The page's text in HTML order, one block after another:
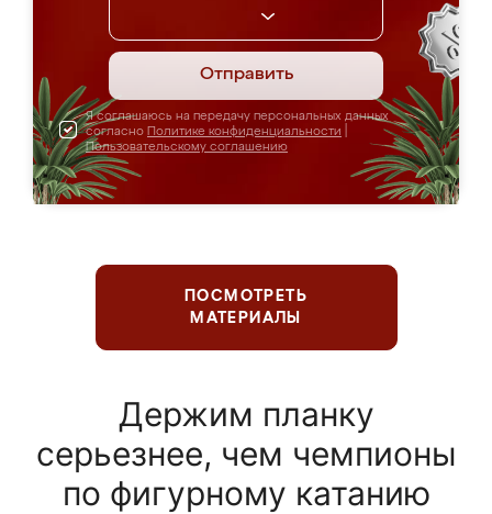
Отправить
Я соглашаюсь на передачу персональных данных
согласно Политике конфиденциальности
Пользовательскому соглашению
ПОСМОТРЕТЬ
МАТЕРИАЛЫ
Держим планку
серьезнее, чем чемпионы
по фигурному катанию